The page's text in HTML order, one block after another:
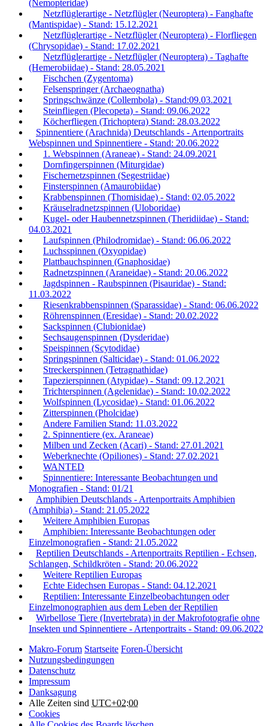
(Nemopteridae)
Netzflüglerartige - Netzflügler (Neuroptera) - Fanghafte
(Mantispidae) - Stand: 15.12.2021
Netzflüglerartige - Netzflügler (Neuroptera) - Florfliegen
(Chrysopidae) - Stand: 17.02.2021
Netzflüglerartige - Netzflügler (Neuroptera) - Taghafte
(Hemerobiidae) - Stand: 28.05.2021
Fischchen (Zygentoma)
Felsenspringer (Archaeognatha)
Springschwänze (Collembola) - Stand:09.03.2021
Steinfliegen (Plecopeta) - Stand: 09.06.2022
Köcherfliegen (Trichoptera) Stand: 28.03.2022
Spinnentiere (Arachnida) Deutschlands - Artenportraits
Webspinnen und Spinnentiere - Stand: 20.06.2022
1. Webspinnen (Araneae) - Stand: 24.09.2021
Dornfingerspinnen (Miturgidae)
Fischernetzspinnen (Segestriidae)
Finsterspinnen (Amaurobiidae)
Krabbenspinnen (Thomisidae) - Stand: 02.05.2022
Kräuselradnetzspinnen (Uloboridae)
Kugel- oder Haubennetzspinnen (Theridiidae) - Stand:
04.03.2021
Laufspinnen (Philodromidae) - Stand: 06.06.2022
Luchsspinnen (Oxyopidae)
Plattbauchspinnen (Gnaphosidae)
Radnetzspinnen (Araneidae) - Stand: 20.06.2022
Jagdspinnen - Raubspinnen (Pisauridae) - Stand:
11.03.2022
Riesenkrabbenspinnen (Sparassidae) - Stand: 06.06.2022
Röhrenspinnen (Eresidae) - Stand: 20.02.2022
Sackspinnen (Clubionidae)
Sechsaugenspinnen (Dysderidae)
Speispinnen (Scytodidae)
Springspinnen (Salticidae) - Stand: 01.06.2022
Streckerspinnen (Tetragnathidae)
Tapezierspinnen (Atypidae) - Stand: 09.12.2021
Trichterspinnen (Agelenidae) - Stand: 10.02.2022
Wolfspinnen (Lycosidae) - Stand: 01.06.2022
Zitterspinnen (Pholcidae)
Andere Familien Stand: 11.03.2022
2. Spinnentiere (ex. Araneae)
Milben und Zecken (Acari) - Stand: 27.01.2021
Weberknechte (Opiliones) - Stand: 27.02.2021
WANTED
Spinnentiere: Interessante Beobachtungen und
Monografien - Stand: 01/21
Amphibien Deutschlands - Artenportraits Amphibien
(Amphibia) - Stand: 21.05.2022
Weitere Amphibien Europas
Amphibien: Interessante Beobachtungen oder
Einzelmonografien - Stand: 21.05.2022
Reptilien Deutschlands - Artenportraits Reptilien - Echsen,
Schlangen, Schildkröten - Stand: 20.06.2022
Weitere Reptilien Europas
Echte Eidechsen Europas - Stand: 04.12.2021
Reptilien: Interessante Einzelbeobachtungen oder
Einzelmonographien aus dem Leben der Reptilien
Wirbellose Tiere (Invertebrata) in der Makrofotografie ohne
Insekten und Spinnentiere - Artenportraits - Stand: 09.06.2022
Makro-Forum Startseite Foren-Übersicht
Nutzungsbedingungen
Datenschutz
Impressum
Danksagung
Alle Zeiten sind UTC+02:00
Cookies